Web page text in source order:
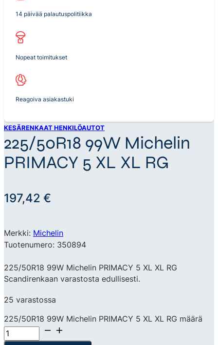
14 päivää palautuspolitiikka
Nopeat toimitukset
Reagoiva asiakastuki
KESÄRENKAAT HENKILÖAUTOT
225/50R18 99W Michelin
PRIMACY 5 XL XL RG
197,42 €
Merkki: Michelin
Tuotenumero: 350894
225/50R18 99W Michelin PRIMACY 5 XL XL RG
Scandirenkaan varastosta edullisesti.
25 varastossa
225/50R18 99W Michelin PRIMACY 5 XL XL RG määrä